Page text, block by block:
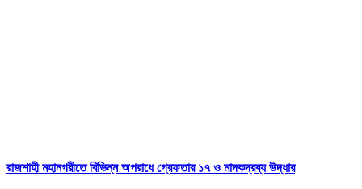
রাজশাহী মহানগরীতে বিভিন্ন অপরাধে গ্রেফতার ১৭ ও মাদকদ্রব্য উদ্ধার